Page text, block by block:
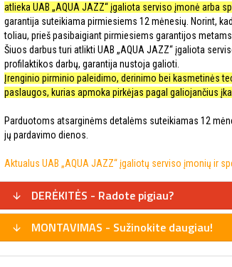
atlieka UAB „AQUA JAZZ“ įgaliota serviso įmonė arba
garantija suteikiama pirmiesiems 12 mėnesių. Norint,
toliau, prieš pasibaigiant pirmiesiems garantijos
Šiuos darbus turi atlikti UAB „AQUA JAZZ“ įgaliota
profilaktikos darbų, garantija nustoja galioti.
Įrenginio pirminio paleidimo, derinimo bei kasmetinės
paslaugos, kurias apmoka pirkėjas pagal galiojančius
Parduotoms atsarginėms detalėms suteikiamas 12
jų pardavimo dienos.
Aktualus UAB „AQUA JAZZ“ įgaliotų serviso įmonių ir
DERĖKITĖS - Radote pigiau?
MONTAVIMAS - Sužinokite daugiau!